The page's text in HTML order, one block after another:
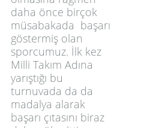
daha önce birçok
müsabakada başarı
göstermiş olan
sporcumuz. İlk kez
Milli Takım Adına
yarıştığı bu
turnuvada da da
madalya alarak
başarı çıtasını biraz